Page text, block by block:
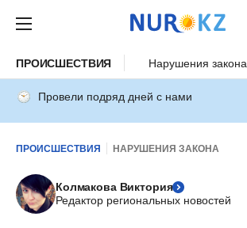
ПРОИСШЕСТВИЯ Нарушения закона
Провели подряд дней с нами
ПРОИСШЕСТВИЯ НАРУШЕНИЯ ЗАКОНА
Колмакова Виктория
Редактор региональных новостей